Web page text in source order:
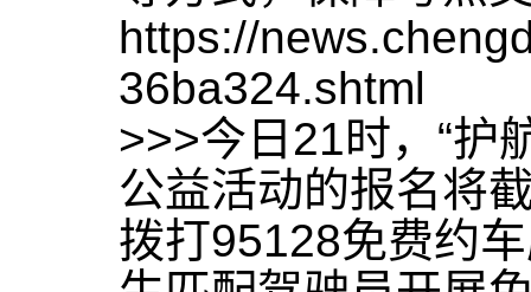
https://
36ba324.shtml
>>>今日21时，“
公益活动的报名将
拨打95128免费约